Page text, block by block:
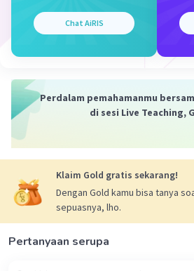
y = 8 + 7
y = 15
Jadi, titik asalnya adalah A(-
Iklan
Chat AiRIS
Perdalam pemahamanmu
di sesi Live Teaching,
Klaim Gold gratis sekarang!
Dengan Gold kamu bisa tanya
sepuasnya, lho.
Pertanyaan serupa